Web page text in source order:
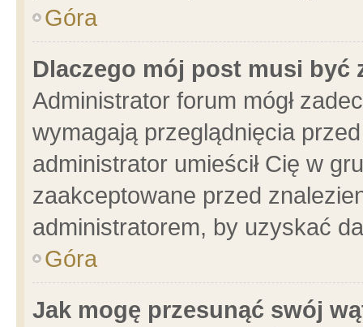
Góra
Dlaczego mój post musi być
Administrator forum mógł
wymagają przeglądnięcia
administrator umieścił Cię w
zaakceptowane przed
administratorem, by uzyskać
Góra
Jak mogę przesunąć swój